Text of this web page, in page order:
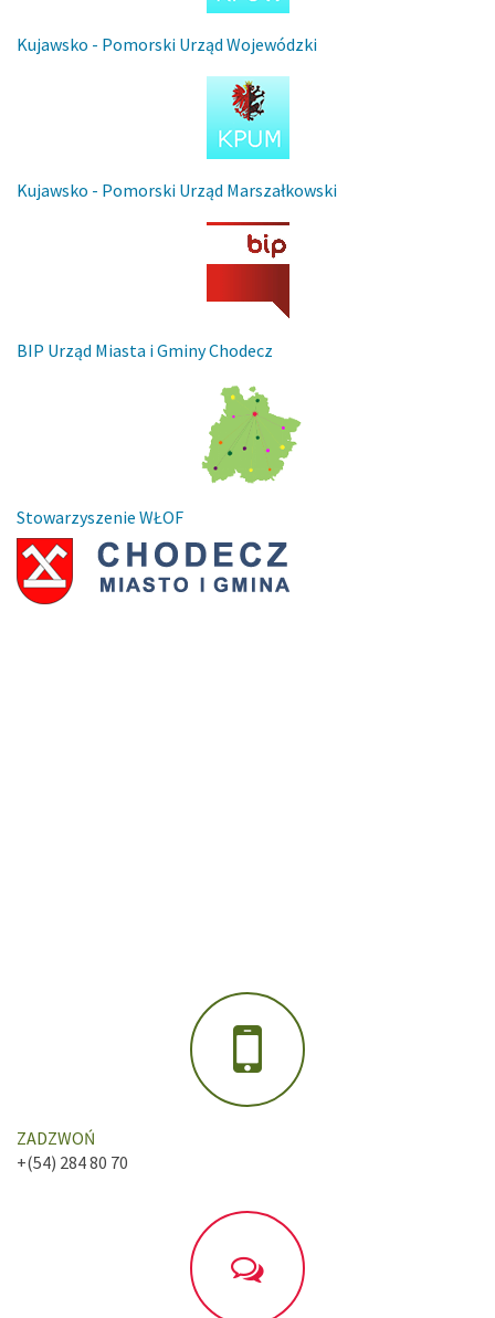
Kujawsko - Pomorski Urząd Wojewódzki
Kujawsko - Pomorski Urząd Marszałkowski
BIP Urząd Miasta i Gminy Chodecz
Stowarzyszenie WŁOF
ZADZWOŃ
+(54) 284 80 70